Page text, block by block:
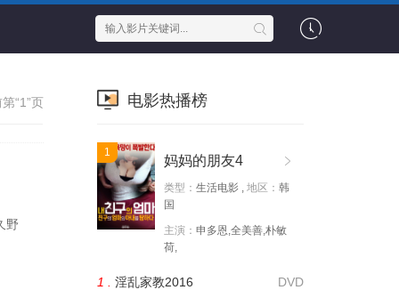
“1”页
野
电影热播榜
1
妈妈的朋友4
类型： 生活电影 , 地区： 韩
国
主演： 申多恩,全美善,朴敏
荷,
DVD
1 . 淫乱家教2016